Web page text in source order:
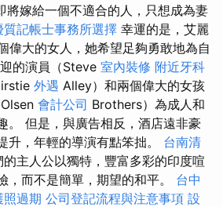
將嫁給一個不適合的人，只想成為妻
質記帳士事務所選擇 幸運的是，艾麗
偉大的女人，她希望足夠勇敢地為自
的演員（Steve 室內裝修 附近牙科
外遇 Alley）和兩個偉大的女孩
Olsen 會計公司 Brothers）為成人和
。 但是，與廣告相反，酒店遠非豪
升，年輕的導演有點笨拙。 台南清
的主人公以獨特，豐富多彩的印度喧
，而不是簡單，期望的和平。 台中
照過期 公司登記流程與注意事項 設